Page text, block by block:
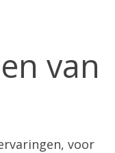
van
voor